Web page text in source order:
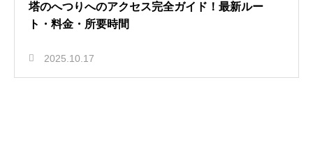
塔のへつりへのアクセス完全ガイド！最新ルー
ト・料金・所要時間
2025.10.17